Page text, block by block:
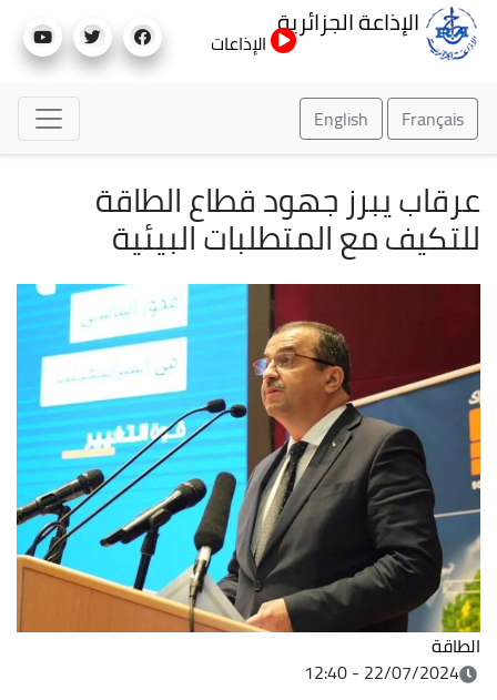
إلى
الإذاعة الجزائرية
الإذاعات
Français
English
عرقاب يبرز جهود قطاع الطاقة
للتكيف مع المتطلبات البيئية
الطاقة
22/07/2024 - 12:40